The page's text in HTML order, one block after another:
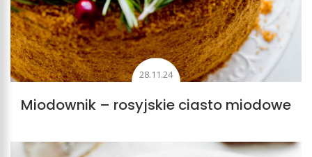
28.11.24
Miodownik – rosyjskie ciasto miodowe